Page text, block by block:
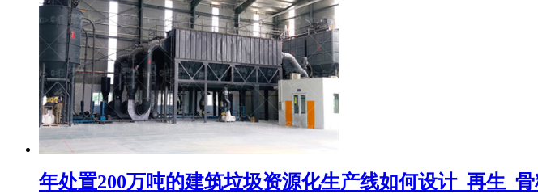
年处置200万吨的建筑垃圾资源化生产线如何设计_再生_骨